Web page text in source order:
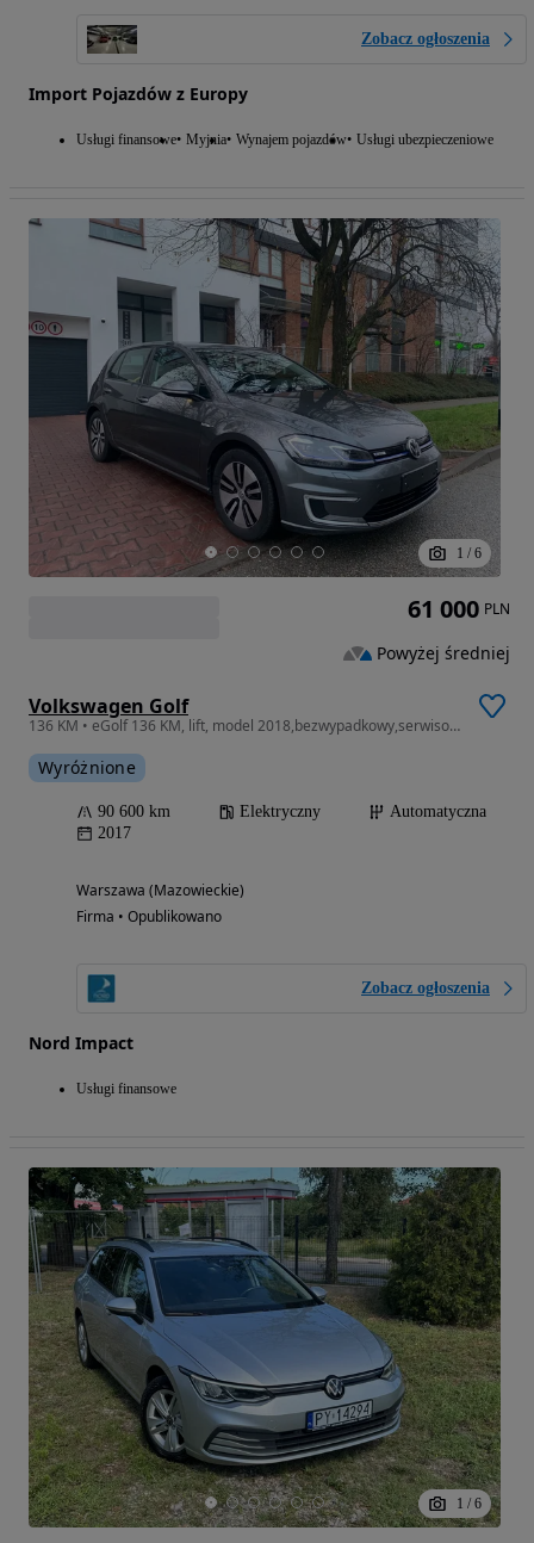
Zobacz ogłoszenia
Import Pojazdów z Europy
Usługi finansowe Myjnia Wynajem pojazdów Usługi ubezpieczeniowe
1 / 6
Volkswagen Golf
136 KM • eGolf 136 KM, lift, model 2018,bezwypadkowy,serwisowany,faktura VAT
Wyróżnione
90 600 km Elektryczny
Automatyczna
2017
Warszawa (Mazowieckie)
Firma • Opublikowano
Zobacz ogłoszenia
Nord Impact
Usługi finansowe
61 000 PLN
Powyżej średniej
1 / 6